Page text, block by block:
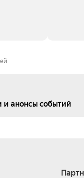
и анонсы событий